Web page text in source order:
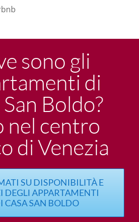
sono gli
di
Boldo?
nel centro
di Venezia
SU DISPONIBILITÀ E
DEGLI APPARTAMENTI
CASA SAN BOLDO